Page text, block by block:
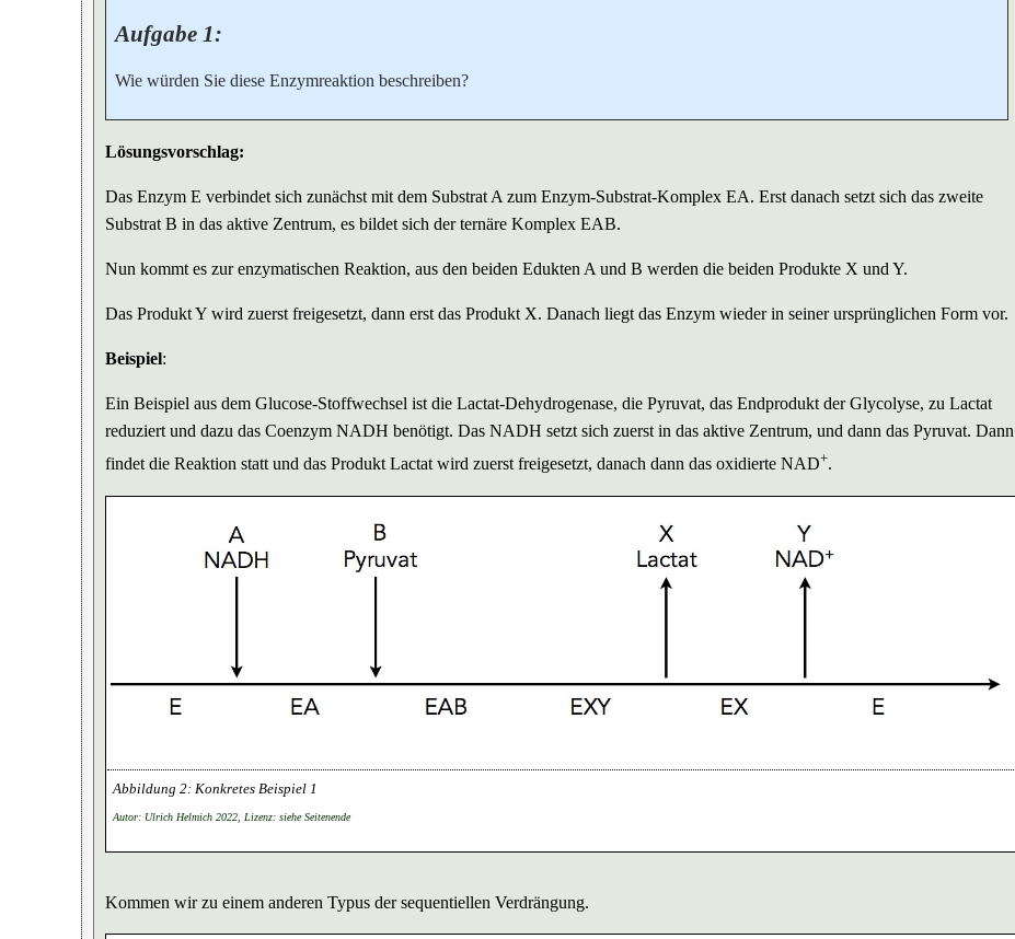
Aufgabe 1:
Wie würden Sie diese Enzymreaktion beschreiben?
Lösungsvorschlag:
Das Enzym E verbindet sich zunächst mit dem Substrat A zum Enzym-Substrat-Komplex EA. Erst danach setzt sich das zweite
Substrat B in das aktive Zentrum, es bildet sich der ternäre Komplex EAB.
Nun kommt es zur enzymatischen Reaktion, aus den beiden Edukten A und B werden die beiden Produkte X und Y.
Das Produkt Y wird zuerst freigesetzt, dann erst das Produkt X. Danach liegt das Enzym wieder in seiner ursprünglichen Form vor.
Beispiel:
Ein Beispiel aus dem Glucose-Stoffwechsel ist die Lactat-Dehydrogenase, die Pyruvat, das Endprodukt der Glycolyse, zu Lactat
reduziert und dazu das Coenzym NADH benötigt. Das NADH setzt sich zuerst in das aktive Zentrum, und dann das Pyruvat. Dann
findet die Reaktion statt und das Produkt Lactat wird zuerst freigesetzt, danach dann das oxidierte NAD+.
Konkretes Beispiel 1
Autor: Ulrich Helmich 2022, Lizenz: siehe Seitenende
Kommen wir zu einem anderen Typus der sequentiellen Verdrängung.